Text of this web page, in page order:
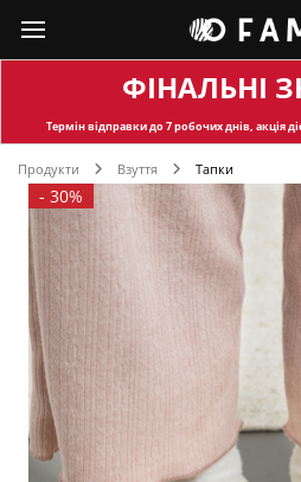
ФІНАЛЬНІ
Термін відправкидо 7 робочих днів, акція
Продукти Взуття Тапки
- 30%